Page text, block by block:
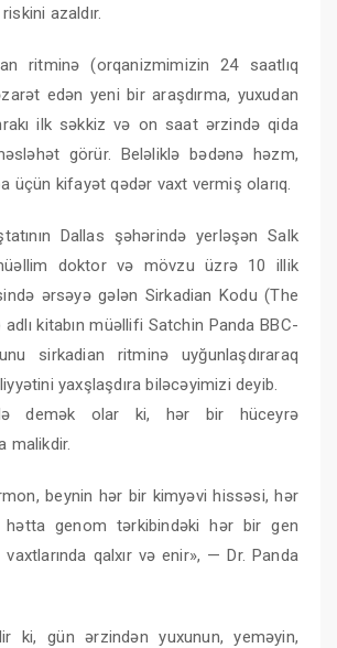
azaldır.
ritminə (orqanizmimizin 24 saatlıq
edən yeni bir araşdırma, yuxudan
ilk səkkiz və on saat ərzində qida
görür. Beləliklə bədənə həzm,
üçün kifayət qədər vaxt vermiş olarıq.
Dallas şəhərində yerləşən Salk
doktor və mövzu üzrə 10 illik
ərsəyə gələn Sirkadian Kodu (The
kitabın müəllifi Satchin Panda BBC-
sirkadian ritminə uyğunlaşdıraraq
yaxşlaşdıra biləcəyimizi deyib.
demək olar ki, hər bir hüceyrə
malikdir.
beynin hər bir kimyəvi hissəsi, hər
genom tərkibindəki hər bir gen
qalxır və enir», — Dr. Panda
ki, gün ərzindən yuxunun, yeməyin,